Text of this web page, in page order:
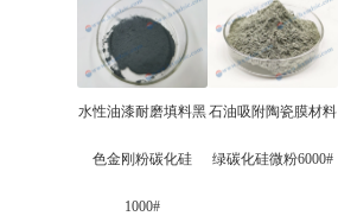
水性油漆耐磨填料黑
色金刚粉碳化硅
1000#
石油吸附陶瓷膜材料
绿碳化硅微粉6000#